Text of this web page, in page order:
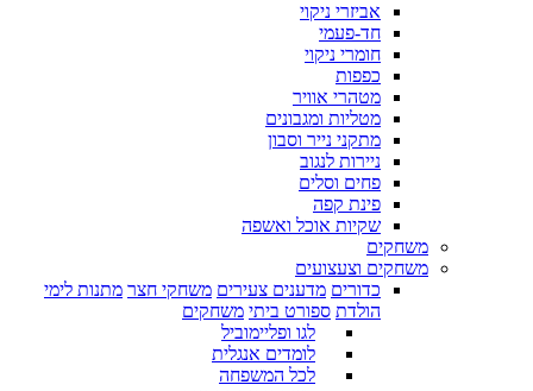
אביזרי ניקוי
חד-פעמי
חומרי ניקוי
כפפות
מטהרי אוויר
מטליות ומגבונים
מתקני נייר וסבון
ניירות לנגוב
פחים וסלים
פינת קפה
שקיות אוכל ואשפה
משחקים
משחקים וצעצועים
כדורים מדענים צעירים משחקי חצר מתנות לימי
הולדת ספורט ביתי משחקים
לגו ופליימוביל
לומדים אנגלית
לכל המשפחה